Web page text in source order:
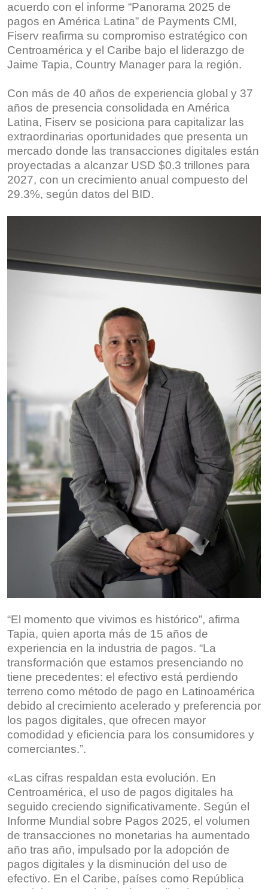
acuerdo con el informe “Panorama 2025 de
pagos en América Latina” de Payments CMI,
Fiserv reafirma su compromiso estratégico con
Centroamérica y el Caribe bajo el liderazgo de
Jaime Tapia, Country Manager para la región.
Con más de 40 años de experiencia global y 37
años de presencia consolidada en América
Latina, Fiserv se posiciona para capitalizar las
extraordinarias oportunidades que presenta un
mercado donde las transacciones digitales están
proyectadas a alcanzar USD $0.3 trillones para
2027, con un crecimiento anual compuesto del
29.3%, según datos del BID.
“El momento que vivimos es histórico”, afirma
Tapia, quien aporta más de 15 años de
experiencia en la industria de pagos. “La
transformación que estamos presenciando no
tiene precedentes: el efectivo está perdiendo
terreno como método de pago en Latinoamérica
debido al crecimiento acelerado y preferencia por
los pagos digitales, que ofrecen mayor
comodidad y eficiencia para los consumidores y
comerciantes.”.
«Las cifras respaldan esta evolución. En
Centroamérica, el uso de pagos digitales ha
seguido creciendo significativamente. Según el
Informe Mundial sobre Pagos 2025, el volumen
de transacciones no monetarias ha aumentado
año tras año, impulsado por la adopción de
pagos digitales y la disminución del uso de
efectivo. En el Caribe, países como República